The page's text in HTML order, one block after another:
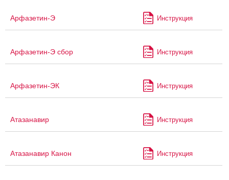
Арфазетин-Э Инструкция
Арфазетин-Э сбор Инструкция
Арфазетин-ЭК Инструкция
Атазанавир Инструкция
Атазанавир Канон Инструкция